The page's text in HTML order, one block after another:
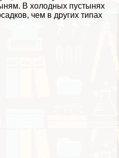
В холодных пустынях
чем в других типах